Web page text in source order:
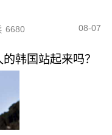
6680 08-07
韩国站起来吗？